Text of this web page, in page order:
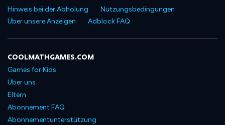
Hinweis bei der Abholung
Nutzungsbedingungen
Über unsere Anzeigen
Adblock FAQ
COOLMATHGAMES.COM
Games for Kids
Über uns
Eltern
Abonnement FAQ
Abonnementunterstützung